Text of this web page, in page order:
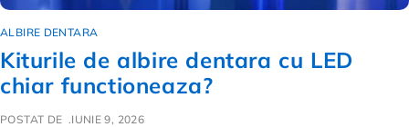
ALBIRE DENTARA
Kiturile de albire dentara cu LED
chiar functioneaza?
POSTAT DE IUNIE 9, 2026